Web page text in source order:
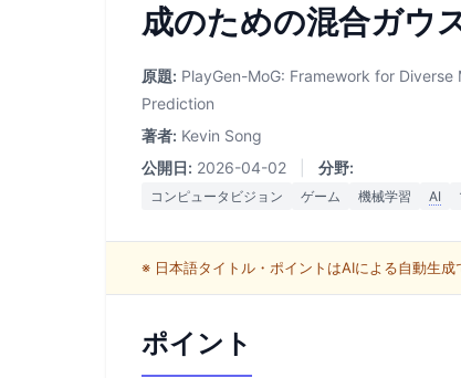
成のための混合ガウ
原題: PlayGen-MoG: Framework for
Prediction
著者: Kevin Song
公開日: 2026-04-02 分野:
コンピュータビジョン ゲーム 機械学習 AI
※ 日本語タイトル・ポイントはAIによる自動生成
ポイント